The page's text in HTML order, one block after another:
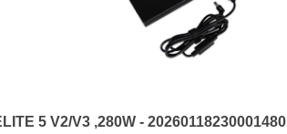
5 V2/V3 ,280W - 20260118230001480